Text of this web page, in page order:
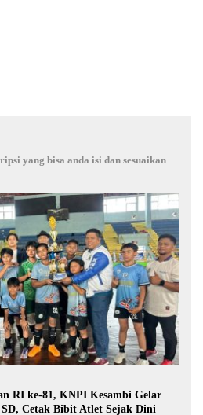
yang bisa anda isi dan sesuaikan
RI ke-81, KNPI Kesambi Gelar
Cetak Bibit Atlet Sejak Dini